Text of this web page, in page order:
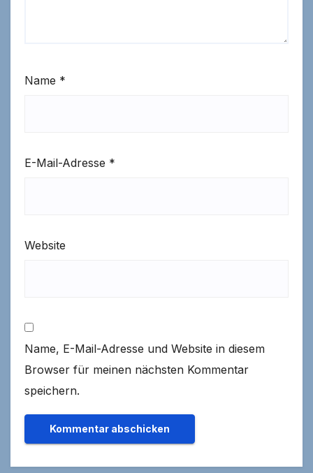
Name *
E-Mail-Adresse *
Website
Name, E-Mail-Adresse und Website in diesem
Browser für meinen nächsten Kommentar
speichern.